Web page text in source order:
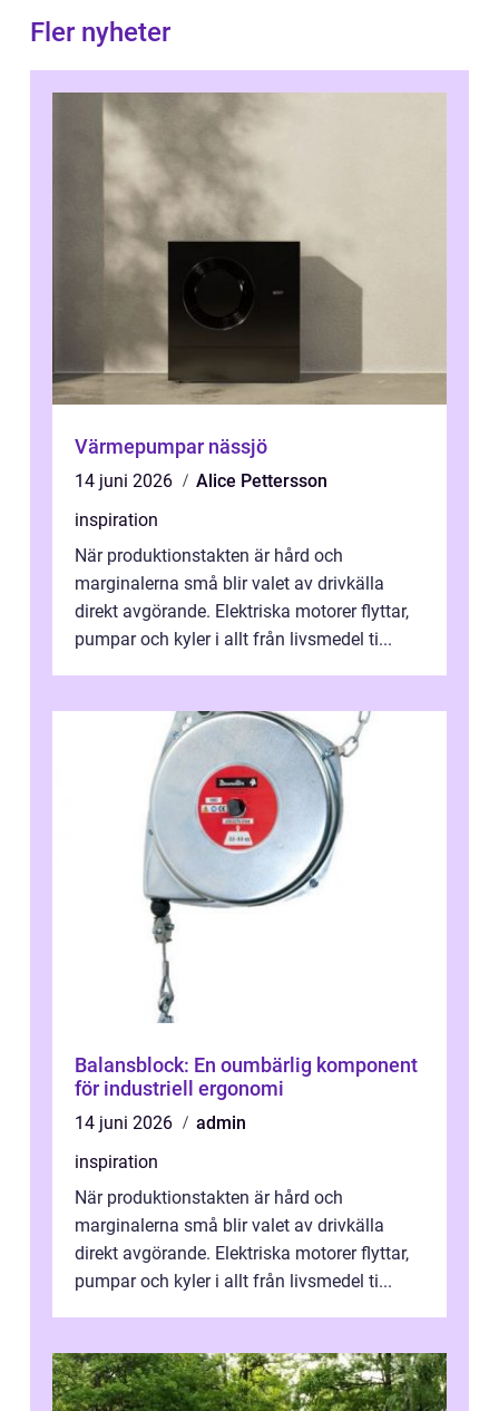
Fler nyheter
Värmepumpar nässjö
14 juni 2026
Alice Pettersson
inspiration
När produktionstakten är hård och
marginalerna små blir valet av drivkälla
direkt avgörande. Elektriska motorer flyttar,
pumpar och kyler i allt från livsmedel ti...
Balansblock: En oumbärlig komponent
för industriell ergonomi
14 juni 2026
admin
inspiration
När produktionstakten är hård och
marginalerna små blir valet av drivkälla
direkt avgörande. Elektriska motorer flyttar,
pumpar och kyler i allt från livsmedel ti...